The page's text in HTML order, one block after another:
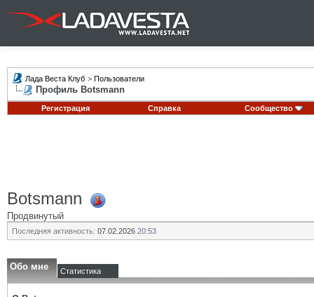
Лада Веста Клуб > Пользователи
Профиль Botsmann
Регистрация Справка Сообщество
Botsmann
Продвинутый
Последняя активность: 07.02.2026 20:53
Обо мне Статистика